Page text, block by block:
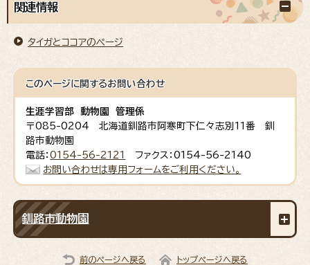
関連情報
タイガとココアのページ
このページに関するお問い合わせ
生涯学習部 動物園 管理係
〒085-0204 北海道釧路市阿寒町下仁々志別11番 釧
路市動物園
電話：0154-56-2121
ファクス：0154-56-2140
お問い合わせは専用フォームをご利用ください。
釧路市動物園
前のページへ戻る トップページへ戻る